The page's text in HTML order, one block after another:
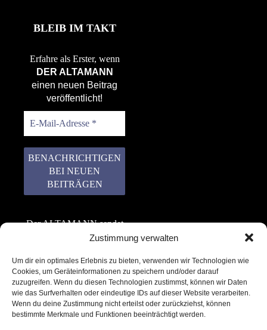
Zustimmung verwalten
Um dir ein optimales Erlebnis zu bieten, verwenden wir Technologien wie
Cookies, um Geräteinformationen zu speichern und/oder darauf
zuzugreifen. Wenn du diesen Technologien zustimmst, können wir Daten
wie das Surfverhalten oder eindeutige IDs auf dieser Website verarbeiten.
Wenn du deine Zustimmung nicht erteilst oder zurückziehst, können
bestimmte Merkmale und Funktionen beeinträchtigt werden.
BLEIB IM TAKT
Erfahre als Erster, wenn
DER ALTAMANN
einen neuen Beitrag
veröffentlicht!
Der ALTAMANN sendet
keinen Spam! Er gibt
weiter. Erfahre mehr in
unserer
Datenschutzerklärung.